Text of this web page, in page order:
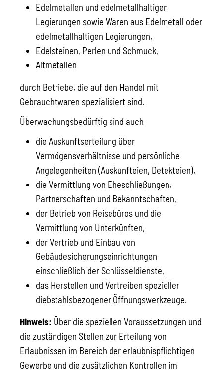
Edelmetallen und edelmetallhaltigen
Legierungen sowie Waren aus Edelmetall oder
edelmetallhaltigen Legierungen,
Edelsteinen, Perlen und Schmuck,
Altmetallen
durch Betriebe, die auf den Handel mit
Gebrauchtwaren spezialisiert sind.
Überwachungsbedürftig sind auch
die Auskunftserteilung über
Vermögensverhältnisse und persönliche
Angelegenheiten (Auskunfteien, Detekteien),
die Vermittlung von Eheschließungen,
Partnerschaften und Bekanntschaften,
der Betrieb von Reisebüros und die
Vermittlung von Unterkünften,
der Vertrieb und Einbau von
Gebäudesicherungseinrichtungen
einschließlich der Schlüsseldienste,
das Herstellen und Vertreiben spezieller
diebstahlsbezogener Öffnungswerkzeuge.
Hinweis: Über die speziellen Voraussetzungen und
die zuständigen Stellen zur Erteilung von
Erlaubnissen im Bereich der erlaubnispflichtigen
Gewerbe und die zusätzlichen Kontrollen im